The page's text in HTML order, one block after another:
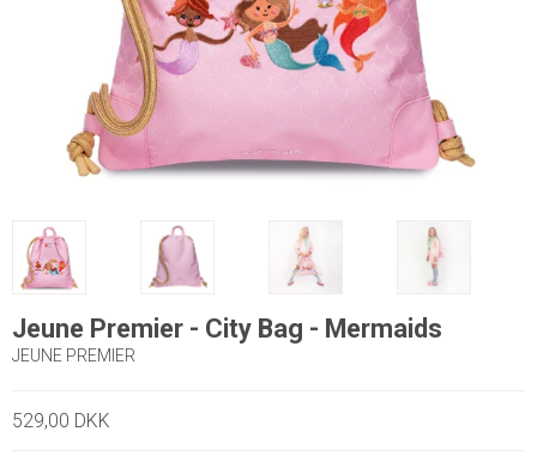
Jeune Premier - City Bag - Mermaids
JEUNE PREMIER
529,00 DKK